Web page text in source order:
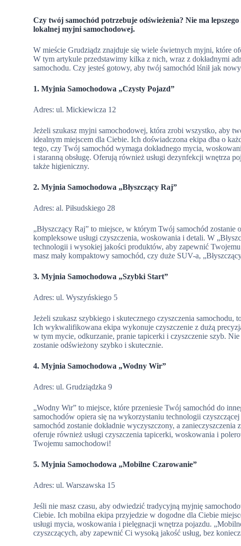
Czy twój samochód potrzebuje odświeżenia? Nie ma
lokalnej myjni samochodowej.
W mieście Grudziądz znajduje się wiele świetnych myjni, które
W tym artykule przedstawimy kilka z nich, wraz z dokładnymi
samochodu. Czy jesteś gotowy, aby twój samochód lśnił jak
1. Myjnia Samochodowa „Czysty Pojazd”
Adres: ul. Mickiewicza 12
Jeżeli szukasz myjni samochodowej, która zrobi wszystko, aby
idealnym miejscem dla Ciebie. Ich doświadczona ekipa dba o
tego, czy Twój samochód wymaga dokładnego mycia,
i staranną obsługę. Oferują również usługi dezynfekcji wnętrza
także higieniczny.
2. Myjnia Samochodowa „Błyszczący Raj”
Adres: al. Piłsudskiego 28
„Błyszczący Raj” to miejsce, w którym Twój samochód zostanie
kompleksowe usługi czyszczenia, woskowania i detali. W
technologii i wysokiej jakości produktów, aby zapewnić
masz mały kompaktowy samochód, czy duże SUV-a,
3. Myjnia Samochodowa „Szybki Start”
Adres: ul. Wyszyńskiego 5
Jeżeli szukasz szybkiego i skutecznego czyszczenia samochodu,
Ich wykwalifikowana ekipa wykonuje czyszczenie z dużą
w tym mycie, odkurzanie, pranie tapicerki i czyszczenie szyb.
zostanie odświeżony szybko i skutecznie.
4. Myjnia Samochodowa „Wodny Wir”
Adres: ul. Grudziądzka 9
„Wodny Wir” to miejsce, które przeniesie Twój samochód do
samochodów opiera się na wykorzystaniu technologii
samochód zostanie dokładnie wyczyszczony, a
oferuje również usługi czyszczenia tapicerki, woskowania i
Twojemu samochodowi!
5. Myjnia Samochodowa „Mobilne Czarowanie”
Adres: ul. Warszawska 15
Jeśli nie masz czasu, aby odwiedzić tradycyjną myjnię
Ciebie. Ich mobilna ekipa przyjedzie w dogodne dla Ciebie
usługi mycia, woskowania i pielęgnacji wnętrza pojazdu.
czyszczących, aby zapewnić Ci wysoką jakość usług, bez